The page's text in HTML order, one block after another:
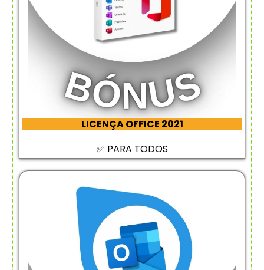
LICENÇA OFFICE 2021
✅ PARA TODOS